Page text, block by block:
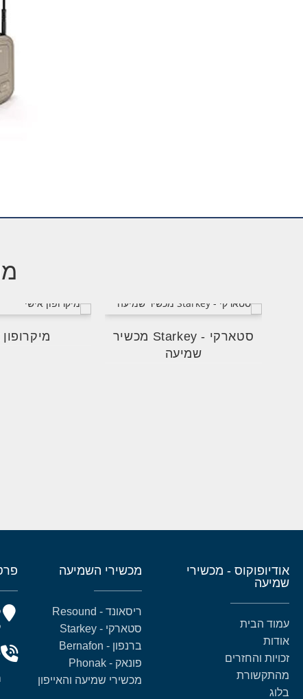
סטארקי - Starkey מכשיר
שמיעה
אודיופוקוס - מכשירי
שמיעה
עמוד הבית
אודות
זכויות והחזרים
מהתקשורת
בלוג
מכשירי השמיעה
ריסאונד - Resound
סטארקי - Starkey
ברנפון - Bernafon
פונאק - Phonak
מכשירי שמיעה והאייפון